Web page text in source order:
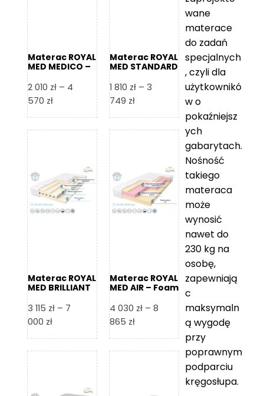
Materac ROYAL
MED MEDICO –
2 010 zł – 4
570 złZakres
od
4
570 zł
Materac ROYAL
MED STANDARD
1 810 zł – 3
749 złZakres
od
3
749 zł
Materac ROYAL
MED BRILLIANT
3 115 zł – 7
000 złZakres
od
Materac ROYAL
MED AIR – Foam
4 030 zł – 8
865 złZakres
od
wane
materace
do zadań
specjalnych
, czyli dla
użytkownikó
w o
pokaźniejsz
ych
gabarytach.
Nośność
takiego
materaca
może
wynosić
nawet do
230 kg na
osobę,
zapewniają
c
maksymaln
ą wygodę
przy
poprawnym
podparciu
kręgosłupa.